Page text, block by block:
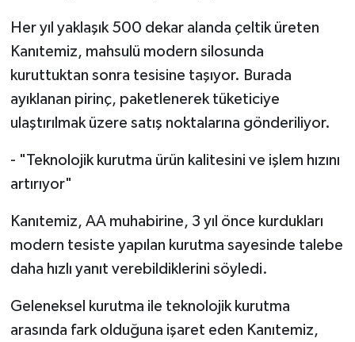
Her yıl yaklaşık 500 dekar alanda çeltik üreten
Kanıtemiz, mahsulü modern silosunda
kuruttuktan sonra tesisine taşıyor. Burada
ayıklanan pirinç, paketlenerek tüketiciye
ulaştırılmak üzere satış noktalarına gönderiliyor.
- "Teknolojik kurutma ürün kalitesini ve işlem hızını
artırıyor"
Kanıtemiz, AA muhabirine, 3 yıl önce kurdukları
modern tesiste yapılan kurutma sayesinde talebe
daha hızlı yanıt verebildiklerini söyledi.
Geleneksel kurutma ile teknolojik kurutma
arasında fark olduğuna işaret eden Kanıtemiz,